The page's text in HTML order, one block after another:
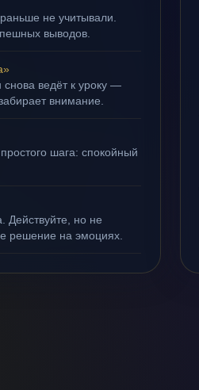
не учитывали.
выводов.
ведёт к уроку —
внимание.
шага: спокойный
Действуйте, но не
решение на эмоциях.